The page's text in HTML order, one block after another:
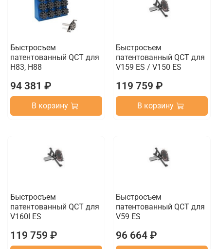
Быстросъем
патентованный QCT для
H83, H88
94 381 ₽
В корзину
Быстросъем
патентованный QCT для
V159 ES / V150 ES
119 759 ₽
В корзину
Быстросъем
патентованный QCT для
V160I ES
119 759 ₽
Быстросъем
патентованный QCT для
V59 ES
96 664 ₽